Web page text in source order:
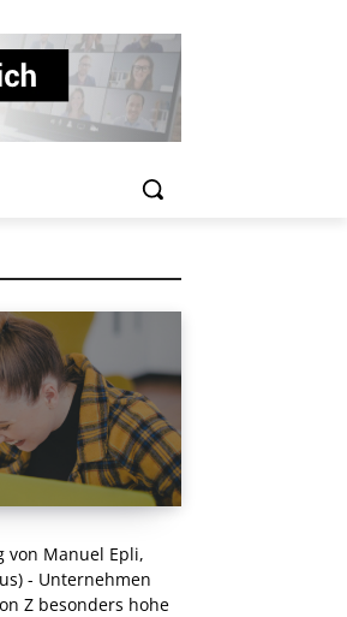
von Manuel Epli,
- Unternehmen
Z besonders hohe